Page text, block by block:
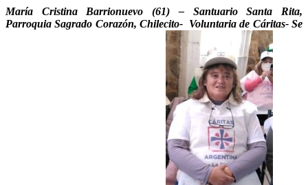
María Cristina Barrionuevo (61) – Santuario Santa Rita,
Parroquia Sagrado Corazón, Chilecito- Voluntaria de Cáritas- Se